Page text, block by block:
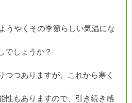
うやくその季節らしい気温にな
でしょうか？
つつありますが、これから寒く
性もありますので、引き続き感